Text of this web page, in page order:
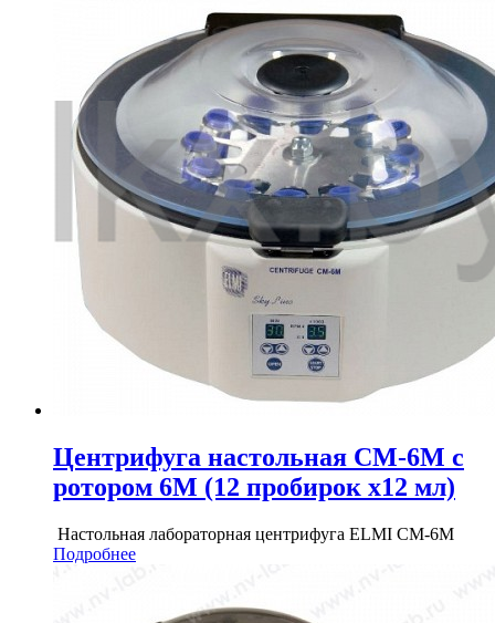
Центрифуга настольная СМ-6М с
ротором 6М (12 пробирок х12 мл)
Настольная лабораторная центрифуга ELMI СМ-6М
Подробнее